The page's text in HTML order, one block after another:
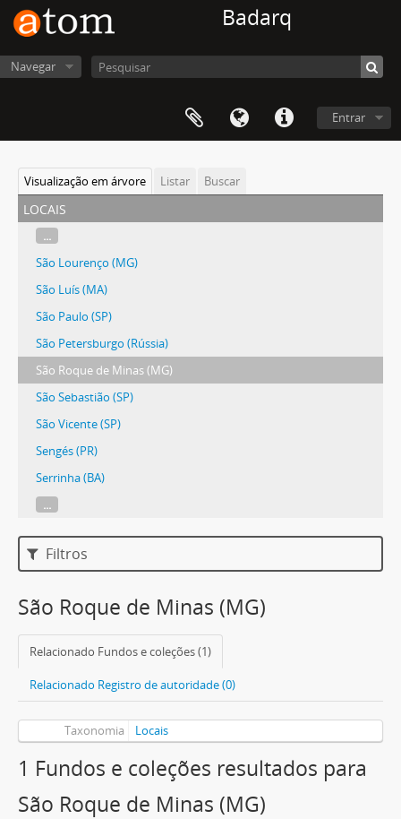
Badarq
Navegar
Entrar
Visualização em árvore Listar Buscar
locais
...
São Lourenço (MG)
São Luís (MA)
São Paulo (SP)
São Petersburgo (Rússia)
São Roque de Minas (MG)
São Sebastião (SP)
São Vicente (SP)
Sengés (PR)
Serrinha (BA)
...
Filtros
São Roque de Minas (MG)
Relacionado Fundos e coleções (1)
Relacionado Registro de autoridade (0)
Taxonomia Locais
1 Fundos e coleções resultados para
São Roque de Minas (MG)